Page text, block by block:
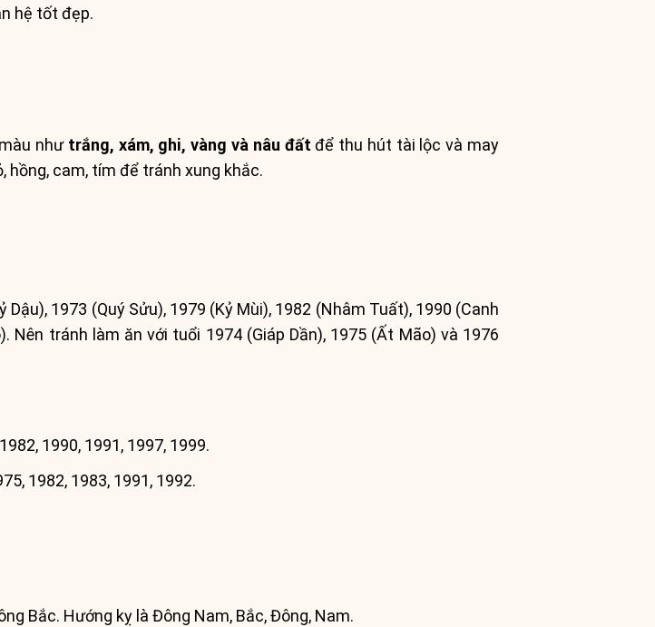
hệ tốt đẹp.
như trắng, xám, ghi, vàng và nâu đấtđể thu hút tài lộc và may
hồng, cam, tím để tránh xung khắc.
Dậu), 1973 (Quý Sửu), 1979 (Kỷ Mùi), 1982 (Nhâm Tuất), 1990 (Canh
Nên tránh làm ăn với tuổi 1974 (Giáp Dần), 1975 (Ất Mão) và 1976
1990, 1991, 1997, 1999.
1982, 1983, 1991, 1992.
Bắc. Hướng kỵ là Đông Nam, Bắc, Đông, Nam.